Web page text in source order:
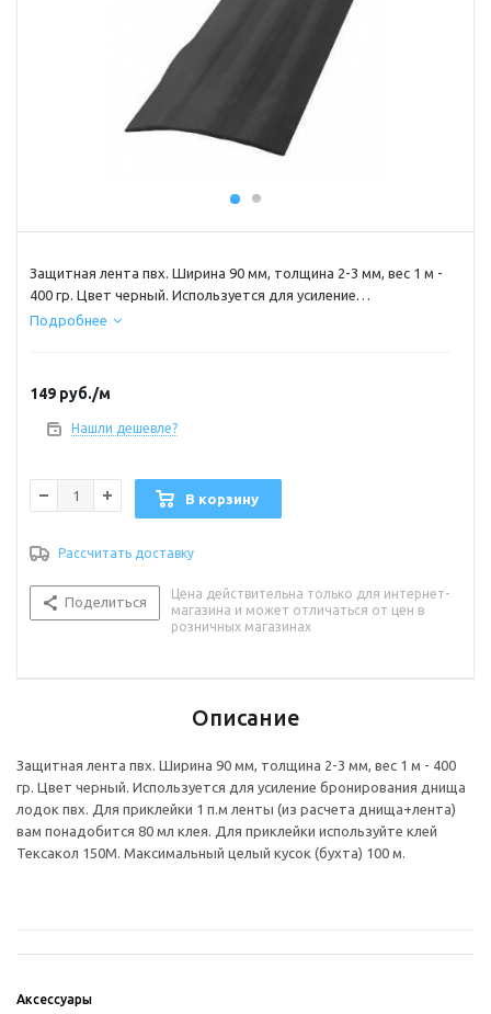
Защитная лента пвх. Ширина 90 мм, толщина 2-3 мм, вес 1 м -
400 гр. Цвет черный. Используется для усиление
бронирования днища лодок пвх. Для приклейки 1 п.м ленты
целый кусок (бухта) 100 м.
Подробнее
149 руб./м
Нашли дешевле?
В корзину
Рассчитать доставку
Поделиться
Цена действительна только для интернет-
магазина и может отличаться от цен в
розничных магазинах
Описание
Защитная лента пвх. Ширина 90 мм, толщина 2-3 мм, вес 1 м - 400
гр. Цвет черный. Используется для усиление бронирования днища
лодок пвх. Для приклейки 1 п.м ленты (из расчета днища+лента)
вам понадобится 80 мл клея. Для приклейки используйте клей
Тексакол 150М. Максимальный целый кусок (бухта) 100 м.
Аксессуары